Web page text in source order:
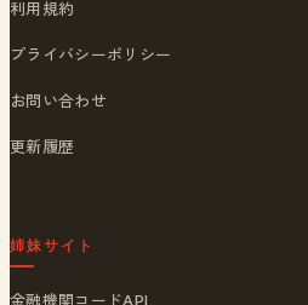
利用規約
プライバシーポリシー
お問い合わせ
更新履歴
姉妹サイト
金融機関コードAPI